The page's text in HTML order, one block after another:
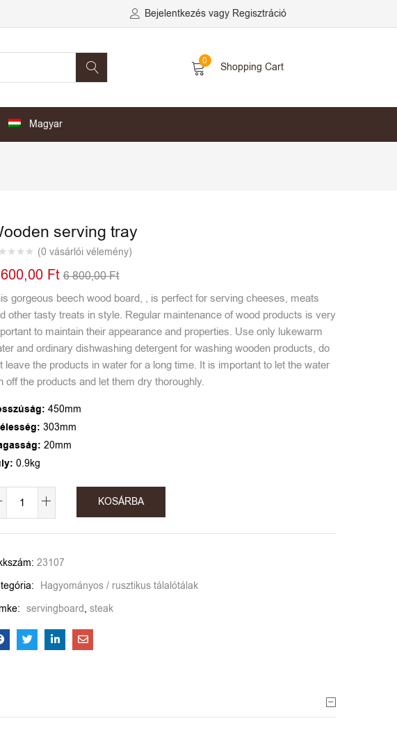
Bejelentkezés vagy Regisztráció
0 Shopping Cart
Magyar
serving tray
(0 vásárlói vélemény)
Ft 6 800,00Ft
gorgeous beech wood board, , is perfect for serving cheeses, meats
other tasty treats in style. Regular maintenance of wood products is very
to maintain their appearance and properties. Use only lukewarm
and ordinary dishwashing detergent for washing wooden products, do
leave the products in water for a long time. It is important to let the water
off the products and let them dry thoroughly.
450mm
303mm
20mm
0.9kg
KOSÁRBA
23107
Hagyományos / rusztikus tálalótálak
servingboard, steak